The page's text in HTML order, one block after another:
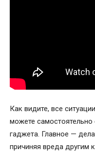
Как видите, все
можете самостоятельно
гаджета. Главное —
причиняя вреда другим